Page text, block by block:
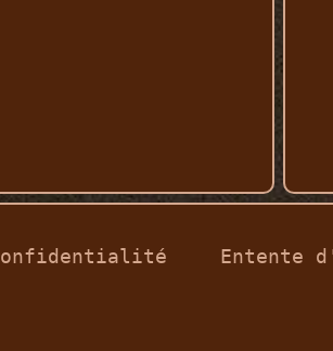
Entente